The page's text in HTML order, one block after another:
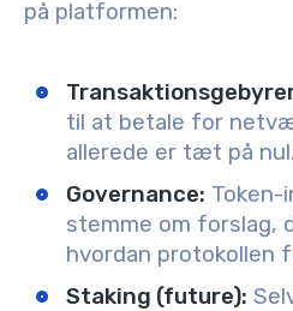
på platformen:
til at betale for
allerede er tæt på nul.
Governance: Token-
stemme om forslag,
hvordan protokollen
Staking (future):